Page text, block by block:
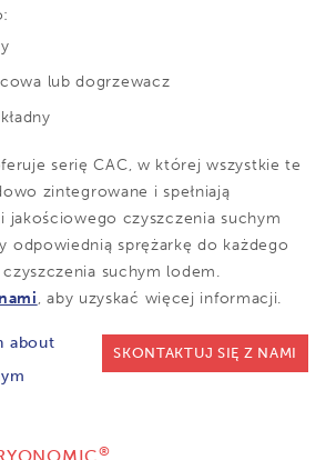
lub dogrzewacz
serię CAC, w której wszystkie te
zintegrowane i spełniają
jakościowego czyszczenia suchym
odpowiednią sprężarkę do każdego
suchym lodem.
, aby uzyskać więcej informacji.
about
SKONTAKTUJ SIĘ Z NAMI
®